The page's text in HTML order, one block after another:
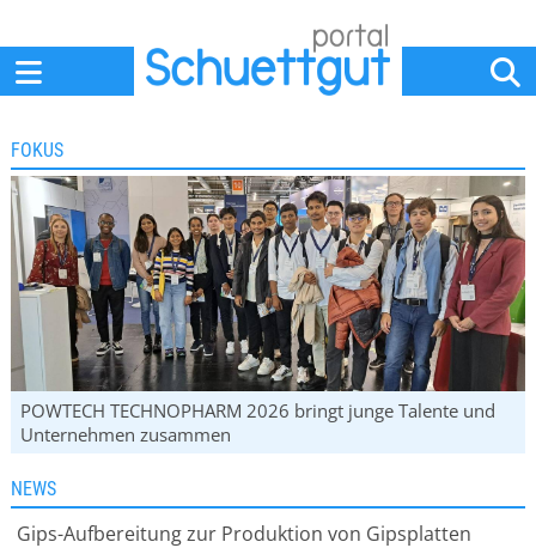
FOKUS
POWTECH TECHNOPHARM 2026 bringt junge Talente und
Unternehmen zusammen
NEWS
Gips-Aufbereitung zur Produktion von Gipsplatten